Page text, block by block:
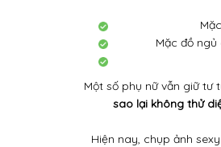
Mặc đồ
Một số phụ nữ vẫn giữ tư
sao lại không thử
Hiện nay, chụp ảnh